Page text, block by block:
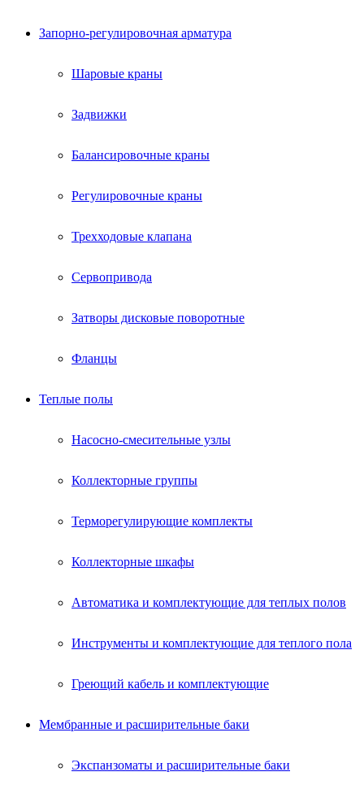
Запорно-регулировочная арматура
Шаровые краны
Задвижки
Балансировочные краны
Регулировочные краны
Трехходовые клапана
Сервопривода
Затворы дисковые поворотные
Фланцы
Теплые полы
Насосно-смесительные узлы
Коллекторные группы
Терморегулирующие комплекты
Коллекторные шкафы
Автоматика и комплектующие для теплых полов
Инструменты и комплектующие для теплого пола
Греющий кабель и комплектующие
Мембранные и расширительные баки
Экспанзоматы и расширительные баки